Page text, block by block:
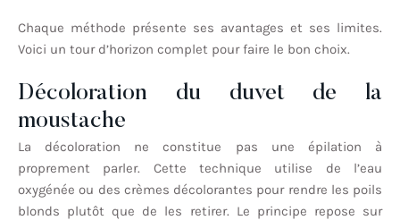
Chaque méthode présente ses avantages et ses limites.
Voici un tour d’horizon complet pour faire le bon choix.
Décoloration du duvet de la
moustache
La décoloration ne constitue pas une épilation à
proprement parler. Cette technique utilise de l’eau
oxygénée ou des crèmes décolorantes pour rendre les poils
blonds plutôt que de les retirer. Le principe repose sur